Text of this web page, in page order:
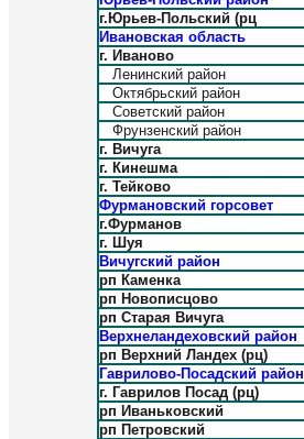
г.Юрьев-Польский (рц
Ивановская область
г. Иваново
Ленинский район
Октябрьский район
Советский район
Фрунзенский район
г. Вичуга
г. Кинешма
г. Тейково
Фурмановский горсовет
г.Фурманов
г. Шуя
Вичугский район
рп Каменка
рп Новописцово
рп Старая Вичуга
Верхнеландеховский район
рп Верхний Ландех (рц)
Гаврилово-Посадский район
г. Гаврилов Посад (рц)
рп Иваньковский
рп Петровский